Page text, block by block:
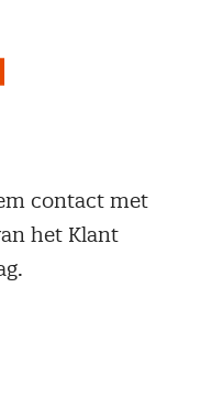
contact met
het Klant